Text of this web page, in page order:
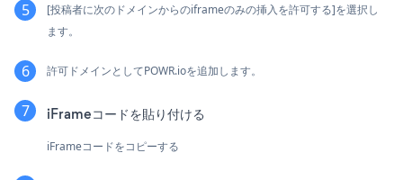
[投稿者に次のドメインからのiframeのみの挿入を許可する]を選択し
ます。
許可ドメインとしてPOWR.ioを追加します。
iFrameコードを貼り付ける
iFrameコードをコピーする